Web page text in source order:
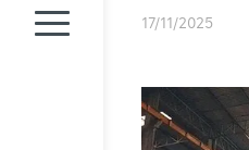
17/11/2025